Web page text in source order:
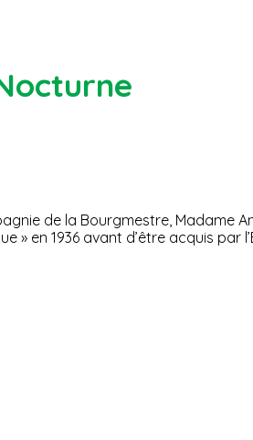
de la Bourgmestre, Madame
» en 1936 avant d’être acquis par